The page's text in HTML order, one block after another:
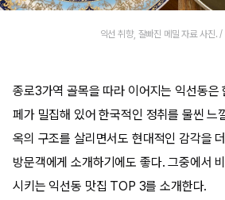
익선 취향, 잘빠진 메밀 자료 사진. /
종로3가역 골목을 따라 이어지는 익선동은
페가 밀집해 있어 한국적인 정취를 물씬 느
옥의 구조를 살리면서도 현대적인 감각을
방문객에게 소개하기에도 좋다. 그중에서
시키는 익선동 맛집 TOP 3를 소개한다.